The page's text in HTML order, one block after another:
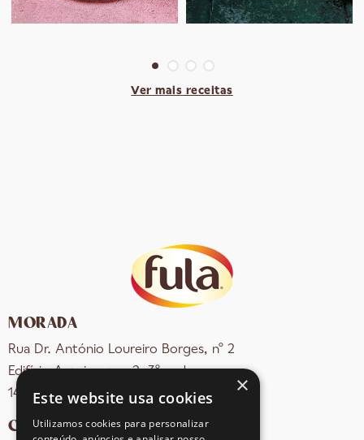
Ver mais receitas
MORADA
Rua Dr. António Loureiro Borges, nº 2
Edifício Arquiparque 2, 3º andar
1495-131 Algés - Portugal
CONTACTOS
×
Este website usa cookies
Utilizamos cookies para personalizar